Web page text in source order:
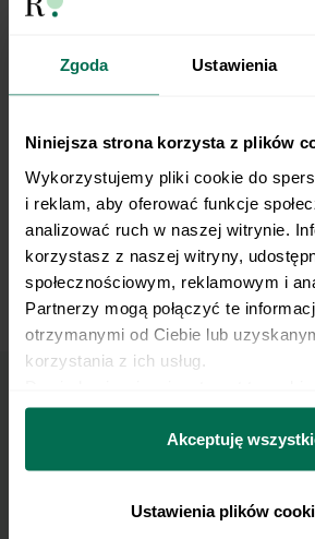
Zgoda Ustawienia
Niniejsza strona korzysta z plików
Wykorzystujemy pliki cookie do
i reklam, aby oferować funkcje
analizować ruch w naszej witrynie.
korzystasz z naszej witryny,
społecznościowym, reklamowym i
Partnerzy mogą połączyć te
otrzymanymi od Ciebie lub
korzystania z ich usług.
można się z nami skontaktować i w
przetwarzamy dane osobowe w
prywatności.
Akceptuję
Ustawienia plików
Incline Bench Chest Supported
Marzy Ci się
płaskiego brzucha?
Pobierz zestaw 10